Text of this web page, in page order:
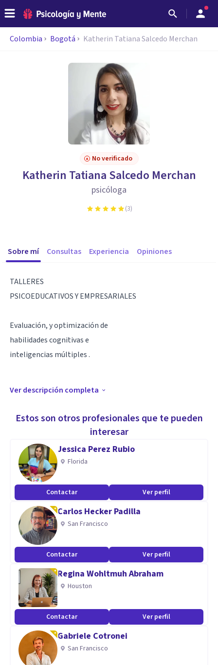
Colombia Bogotá Katherin Tatiana Salcedo Merchan
No verificado
Katherin Tatiana Salcedo Merchan
psicóloga
(3)
Sobre mí Consultas Experiencia Opiniones
TALLERES
PSICOEDUCATIVOS Y EMPRESARIALES
Evaluación, y optimización de
habilidades cognitivas e
inteligencias múltiples .
ASESORÍA ACADÉMICA
Acompañamiento escolar basado
en estrategías dirigidas al
mejoramiento académico.
TERAPÍA FAMILIAR
Fortalecimiento de vínculos,
Resolución de conflictos,
proyecto de vida.
Especialidad
Soy psicóloga con mas de 5 años en Apoyo psicológico para
optimizar y
desarrollar las habilidades personales de inteligencia
Ver descripción completa
Estos son otros profesionales que te pueden
interesar
Jessica Perez Rubio
Florida
Contactar Ver perfil
Carlos Hecker Padilla
San Francisco
Contactar Ver perfil
Regina Wohltmuh Abraham
Houston
Contactar Ver perfil
Gabriele Cotronei
San Francisco